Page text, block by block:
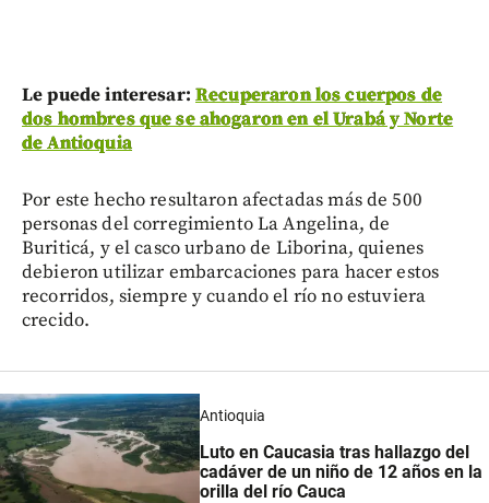
Le puede interesar: Recuperaron los cuerpos de
dos hombres que se ahogaron en el Urabá y Norte
de Antioquia
Por este hecho resultaron afectadas más de 500
personas del corregimiento La Angelina, de
Buriticá, y el casco urbano de Liborina, quienes
debieron utilizar embarcaciones para hacer estos
recorridos, siempre y cuando el río no estuviera
crecido.
Antioquia
Luto en Caucasia tras hallazgo del
cadáver de un niño de 12 años en la
orilla del río Cauca